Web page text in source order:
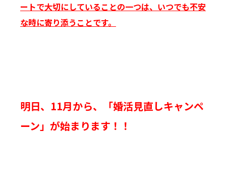
ートで大切にしていることの一つは、いつでも不安
な時に寄り添うことです。
明日、11月から、「婚活見直しキャンペ
ーン」が始まります！！